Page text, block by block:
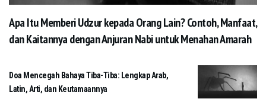
Apa Itu Memberi Udzur kepada Orang Lain? Contoh, Manfaat,
dan Kaitannya dengan Anjuran Nabi untuk Menahan Amarah
Doa Mencegah Bahaya Tiba-Tiba: Lengkap Arab,
Latin, Arti, dan Keutamaannya